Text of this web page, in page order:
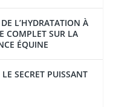
L’HYDRATATION À
COMPLET SUR LA
ÉQUINE
SECRET PUISSANT